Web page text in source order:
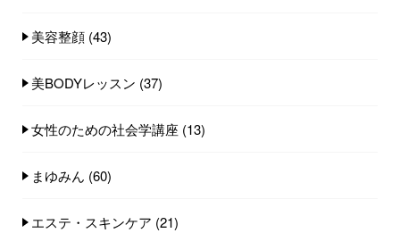
美容整顔 (43)
美BODYレッスン (37)
女性のための社会学講座 (13)
まゆみん (60)
エステ・スキンケア (21)